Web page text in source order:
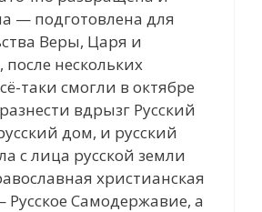
— подготовлена для
Веры, Царя и
после нескольких
таки смогли в октябре
вдрызг Русский
дом, и русский
с лица русской земли
христианская
Самодержавие, а